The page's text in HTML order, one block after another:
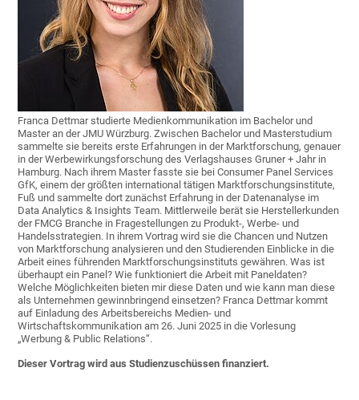
Franca Dettmar studierte Medienkommunikation im Bachelor und
Master an der JMU Würzburg. Zwischen Bachelor und Masterstudium
sammelte sie bereits erste Erfahrungen in der Marktforschung, genauer
in der Werbewirkungsforschung des Verlagshauses Gruner + Jahr in
Hamburg. Nach ihrem Master fasste sie bei Consumer Panel Services
GfK, einem der größten international tätigen Marktforschungsinstitute,
Fuß und sammelte dort zunächst Erfahrung in der Datenanalyse im
Data Analytics & Insights Team. Mittlerweile berät sie Herstellerkunden
der FMCG Branche in Fragestellungen zu Produkt-, Werbe- und
Handelsstrategien. In ihrem Vortrag wird sie die Chancen und Nutzen
von Marktforschung analysieren und den Studierenden Einblicke in die
Arbeit eines führenden Marktforschungsinstituts gewähren. Was ist
überhaupt ein Panel? Wie funktioniert die Arbeit mit Paneldaten?
Welche Möglichkeiten bieten mir diese Daten und wie kann man diese
als Unternehmen gewinnbringend einsetzen? Franca Dettmar kommt
auf Einladung des Arbeitsbereichs Medien- und
Wirtschaftskommunikation am 26. Juni 2025 in die Vorlesung
„Werbung & Public Relations“.
Dieser Vortrag wird aus Studienzuschüssen finanziert.